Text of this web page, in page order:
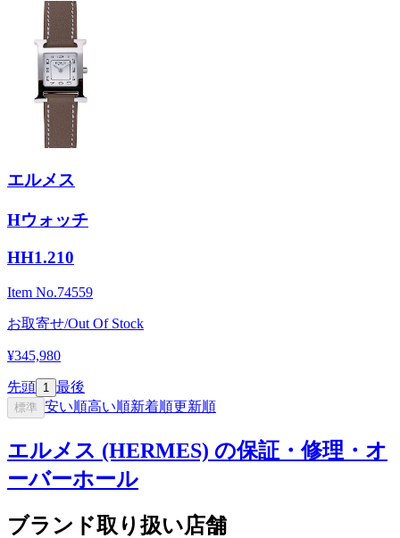
エルメス
Hウォッチ
HH1.210
Item No.74559
お取寄せ/Out Of Stock
¥345,980
先頭 1 最後
標準 安い順高い順新着順更新順
エルメス (HERMES) の保証・修理・オ
ーバーホール
ブランド取り扱い店舗